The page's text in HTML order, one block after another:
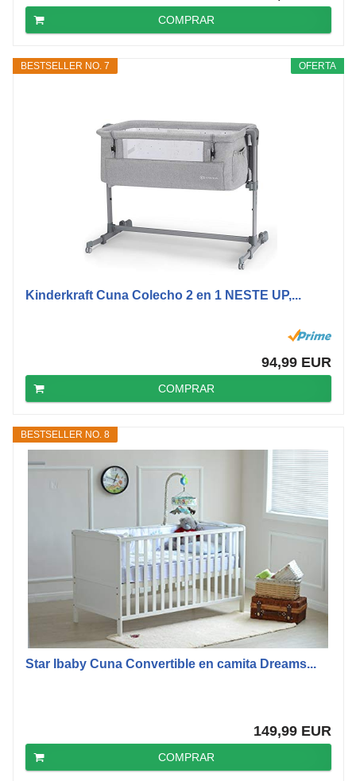
COMPRAR
OFERTA
BESTSELLER NO. 7
Kinderkraft Cuna Colecho 2 en 1 NESTE UP,...
94,99 EUR
COMPRAR
BESTSELLER NO. 8
Star Ibaby Cuna Convertible en camita Dreams...
149,99 EUR
COMPRAR